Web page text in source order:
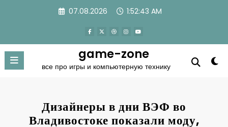
07.08.2026 1:52:43 AM
game-zone
все про игры и компьютерную технику
Дизайнеры в дни ВЭФ во
Владивостоке показали моду,